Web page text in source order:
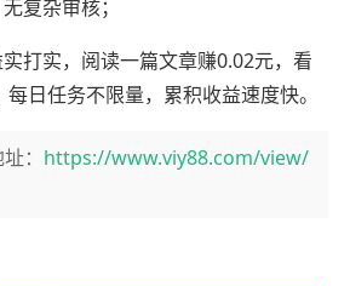
复杂审核；
打实，阅读一篇文章赚0.02元，看
日任务不限量，累积收益速度快。
： https://www.viy88.com/view/